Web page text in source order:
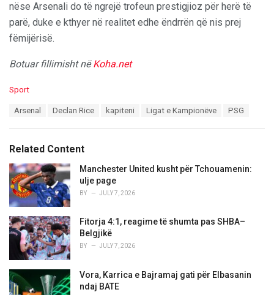
nëse Arsenali do të ngrejë trofeun prestigjioz për herë të
parë, duke e kthyer në realitet edhe ëndrrën që nis prej
fëmijërisë.
Botuar fillimisht nëKoha.net
C
o
r
i
e
s
:
Sport
:
Arsenal Declan Rice kapiteni Ligat e Kampionëve PSG
Related Content
Manchester United kusht për Tchouamenin:
ulje page
BY JULY 7, 2026
Fitorja 4:1, reagime të shumta pas SHBA–
Belgjikë
BY JULY 7, 2026
Vora, Karrica e Bajramaj gati për Elbasanin
ndaj BATE